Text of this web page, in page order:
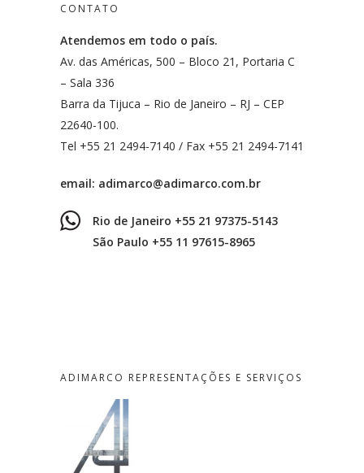
CONTATO
Atendemos em todo o país.
Av. das Américas, 500 – Bloco 21, Portaria C
– Sala 336
Barra da Tijuca – Rio de Janeiro – RJ – CEP
22640-100.
Tel +55 21 2494-7140 / Fax +55 21 2494-7141
email: adimarco@adimarco.com.br
Rio de Janeiro +55 21 97375-5143
São Paulo +55 11 97615-8965
ADIMARCO REPRESENTAÇÕES E SERVIÇOS